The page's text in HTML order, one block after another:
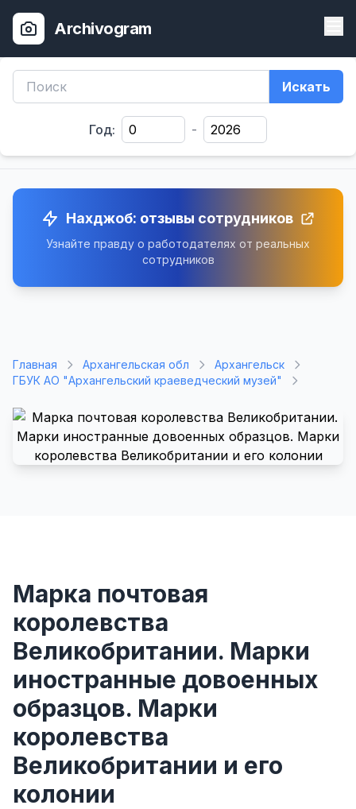
Archivogram
Искать
Год: -
Нахджоб: отзывы сотрудников
Узнайте правду о работодателях от реальных
сотрудников
Главная Архангельская обл
Архангельск
ГБУК АО "Архангельский краеведческий музей"
Марка почтовая
королевства
Великобритании. Марки
иностранные довоенных
образцов. Марки
королевства
Великобритании и его
колонии